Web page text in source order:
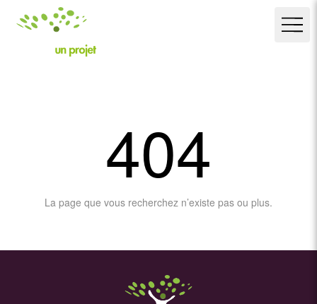
404
La page que vous recherchez n’existe pas ou plus.